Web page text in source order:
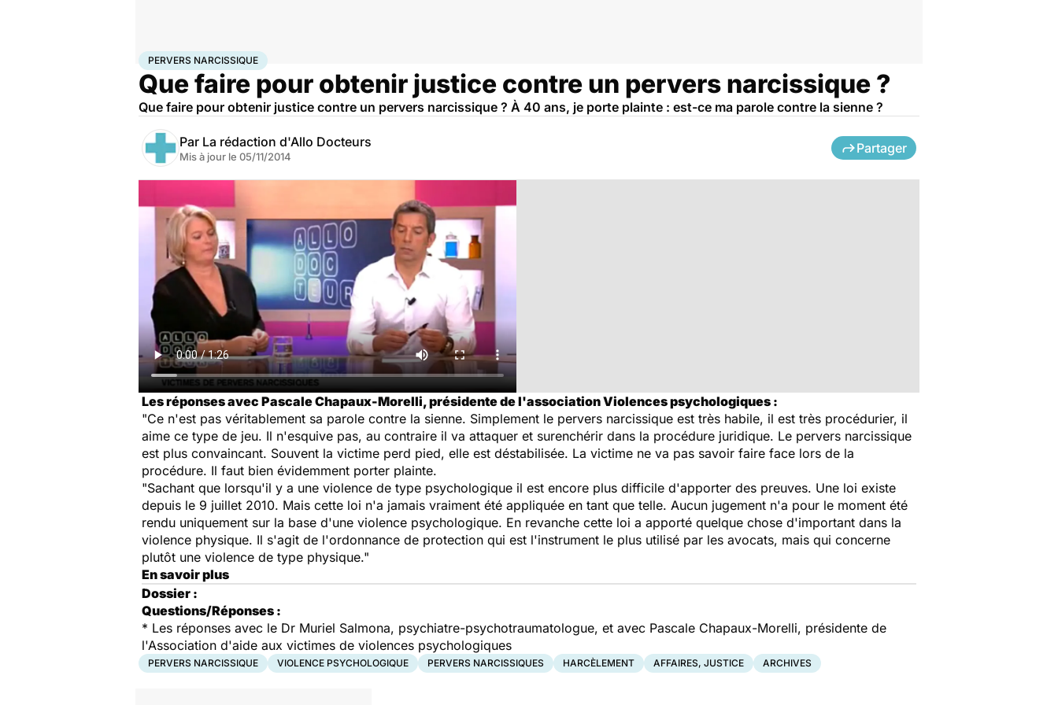
AccueilSantéSociétéJustice Pervers narcissique
PERVERS NARCISSIQUE
Que faire pour obtenir justice contre un pervers narcissique ?
Que faire pour obtenir justice contre un pervers narcissique ? À 40 ans, je porte plainte : est-ce ma parole contre la sienne ?
Par La rédaction d'Allo Docteurs
Mis à jour le 05/11/2014
Partager
Les réponses avec Pascale Chapaux-Morelli, présidente de l'association Violences psychologiques :
"Ce n'est pas véritablement sa parole contre la sienne. Simplement le pervers narcissique est très habile, il est très procédurier, il
aime ce type de jeu. Il n'esquive pas, au contraire il va attaquer et surenchérir dans la procédure juridique. Le pervers narcissique
est plus convaincant. Souvent la victime perd pied, elle est déstabilisée. La victime ne va pas savoir faire face lors de la
procédure. Il faut bien évidemment porter plainte.
"Sachant que lorsqu'il y a une violence de type psychologique il est encore plus difficile d'apporter des preuves. Une loi existe
depuis le 9 juillet 2010. Mais cette loi n'a jamais vraiment été appliquée en tant que telle. Aucun jugement n'a pour le moment été
rendu uniquement sur la base d'une violence psychologique. En revanche cette loi a apporté quelque chose d'important dans la
violence physique. Il s'agit de l'ordonnance de protection qui est l'instrument le plus utilisé par les avocats, mais qui concerne
plutôt une violence de type physique."
En savoir plus
Dossier :
Questions/Réponses :
* Les réponses avec le Dr Muriel Salmona, psychiatre-psychotraumatologue, et avec Pascale Chapaux-Morelli, présidente de
l'Association d'aide aux victimes de violences psychologiques
PERVERS NARCISSIQUE VIOLENCE PSYCHOLOGIQUE PERVERS NARCISSIQUES HARCÈLEMENT AFFAIRES, JUSTICE ARCHIVES